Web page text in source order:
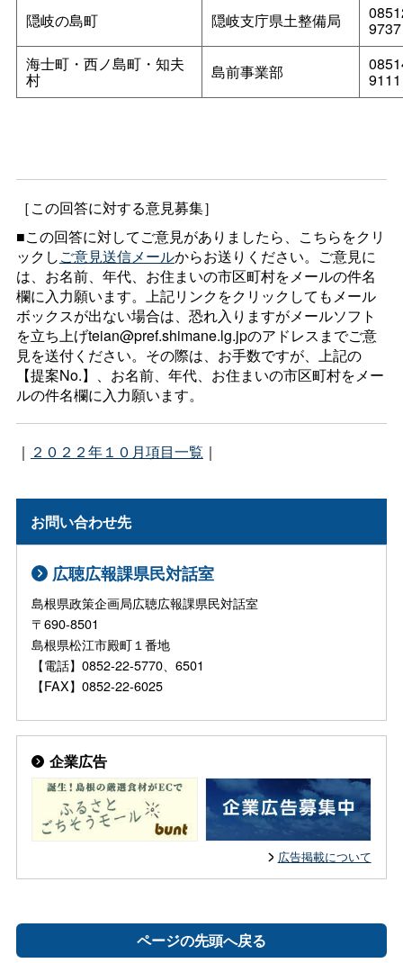
隠岐の島町 隠岐支庁県土整備局
9737
海士町・西ノ島町・知夫
村 島前事業部 9111
［この回答に対する意見募集］
■この回答に対してご意見がありましたら、こちらをクリ
ックしご意見送信メールからお送りください。ご意見に
は、お名前、年代、お住まいの市区町村をメールの件名
欄に入力願います。上記リンクをクリックしてもメール
ボックスが出ない場合は、恐れ入りますがメールソフト
を立ち上げteian@pref.shimane.lg.jpのアドレスまでご意
見を送付ください。その際は、お手数ですが、上記の
【提案No.】、お名前、年代、お住まいの市区町村をメー
ルの件名欄に入力願います。
｜ ２０２２年１０月項目一覧 ｜
お問い合わせ先
広聴広報課県民対話室
島根県政策企画局広聴広報課県民対話室
〒690-8501
島根県松江市殿町１番地
【電話】0852-22-5770、6501
【FAX】0852-22-6025
企業広告
広告掲載について
ページの先頭へ戻る